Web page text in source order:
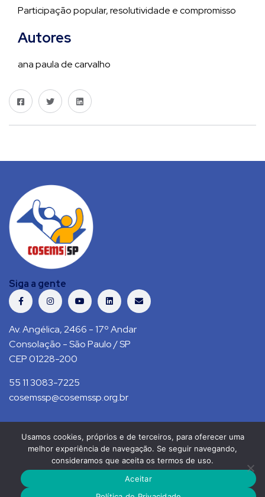
Participação popular, resolutividade e compromisso
Autores
ana paula de carvalho
Siga a gente
Av. Angélica, 2466 - 17º Andar
Consolação - São Paulo / SP
CEP 01228-200
55 11 3083-7225
cosemssp@cosemssp.org.br
Política de Privacidade Contato
COSEMS/SP © 2021. Todos direitos reservados.
RS Press
Usamos cookies, próprios e de terceiros, para oferecer uma
melhor experiência de navegação. Se seguir navegando,
consideramos que aceita os termos de uso.
Aceitar